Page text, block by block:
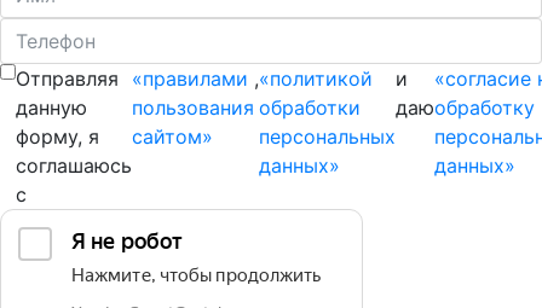
Отправляя
данную
форму, я
соглашаюсь
с
«правилами
пользования
сайтом»
,«политикой
обработки
персональных
данных»
и
даю
«согласие
обработку
данных»